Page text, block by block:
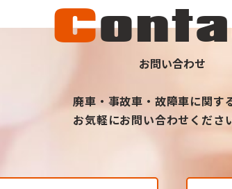
C
お問い合わせ
廃車・事故車・故障車に関す
お気軽にお問い合わせくださ